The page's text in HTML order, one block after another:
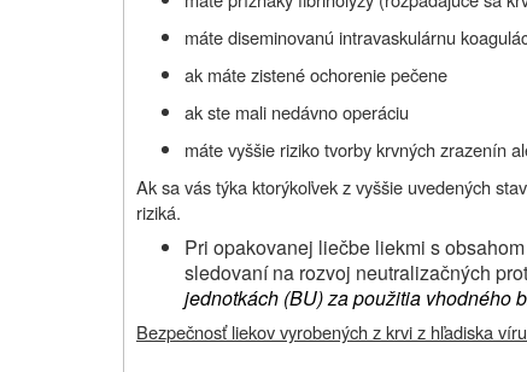
máte diseminovanú intravaskulárnu
ak máte zistené ochorenie pečene
ak ste mali nedávno operáciu
máte vyššie riziko tvorby krvných zrazenín
Ak sa vás týka ktorýkoľvek z vyššie uvedených
riziká.
Pri opakovanej liečbe liekmi s
sledovaní na rozvoj neutralizačných
jednotkách (BU) za použitia vhodného
Bezpečnosť liekov vyrobených z krvi z hľadiska